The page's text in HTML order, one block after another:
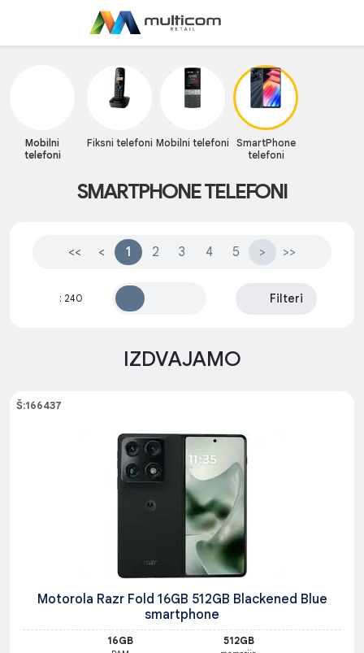
Mobilni
telefoni
Fiksni telefoni Mobilni telefoni
SmartPhone
telefoni
SMARTPHONE TELEFONI
<< < 1 2 3 4 5 > >>
: 240 Filteri
IZDVAJAMO
Š:166437
Motorola Razr Fold 16GB 512GB Blackened Blue
smartphone
16GB 512GB